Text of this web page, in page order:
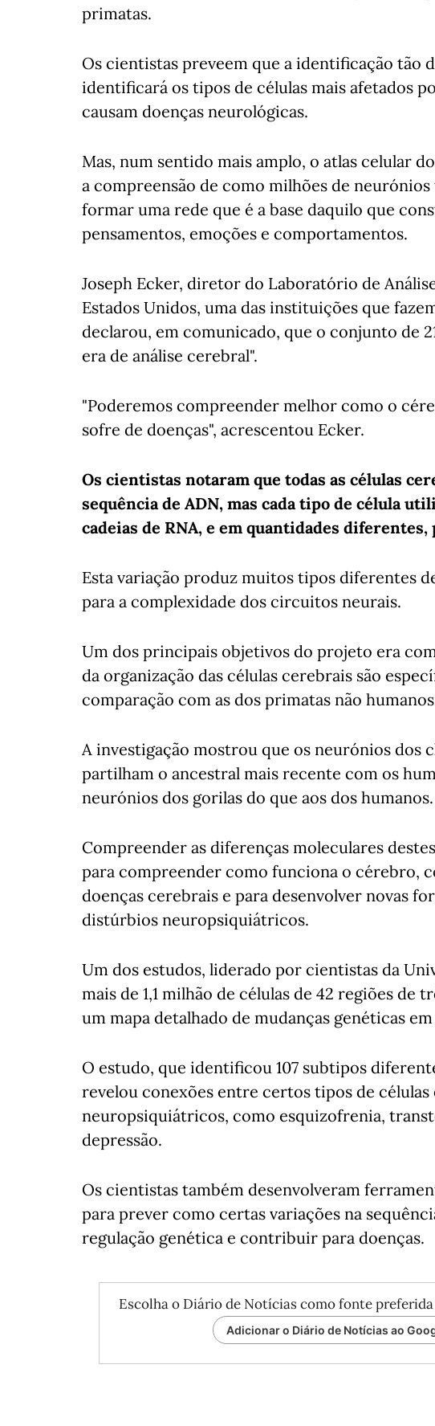
primatas.
Os cientistas preveem que a identificação tão
identificará os tipos de células mais afetados
causam doenças neurológicas.
Mas, num sentido mais amplo, o atlas celular
a compreensão de como milhões de
formar uma rede que é a base daquilo que
pensamentos, emoções e comportamentos.
Joseph Ecker, diretor do Laboratório de
Estados Unidos, uma das instituições que
declarou, em comunicado, que o conjunto de
era de análise cerebral".
"Poderemos compreender melhor como o
sofre de doenças", acrescentou Ecker.
Os cientistas notaram que todas as células
sequência de ADN, mas cada tipo de célula
cadeias de RNA, e em quantidades
Esta variação produz muitos tipos diferentes
para a complexidade dos circuitos neurais.
Um dos principais objetivos do projeto era
da organização das células cerebrais são
comparação com as dos primatas não
A investigação mostrou que os neurónios dos
partilham o ancestral mais recente com os
neurónios dos gorilas do que aos dos humanos.
Compreender as diferenças moleculares
para compreender como funciona o cérebro,
doenças cerebrais e para desenvolver novas
distúrbios neuropsiquiátricos.
Um dos estudos, liderado por cientistas da
mais de 1,1 milhão de células de 42 regiões de
um mapa detalhado de mudanças genéticas
O estudo, que identificou 107 subtipos
revelou conexões entre certos tipos de
neuropsiquiátricos, como esquizofrenia,
depressão.
Os cientistas também desenvolveram
para prever como certas variações na
regulação genética e contribuir para doenças.
Escolha o Diário de Notícias como fonte
Adicionar o Diário de Notícias ao